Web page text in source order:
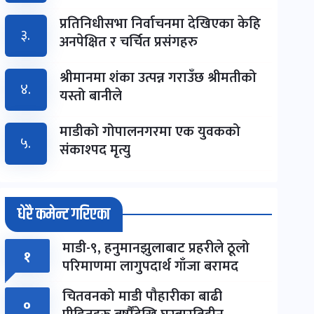
३. प्रतिनिधीसभा निर्वाचनमा देखिएका केहि
अनपेक्षित र चर्चित प्रसंगहरु
४.
श्रीमानमा शंका उत्पन्न गराउँछ श्रीमतीको
यस्तो बानीले
५.
माडीको गोपालनगरमा एक युवकको
संकाश्पद मृत्यु
धेरै कमेन्ट गरिएका
१ माडी-९, हनुमानझुलाबाट प्रहरीले ठूलो
परिमाणमा लागुपदार्थ गाँजा बरामद
०
चितवनको माडी पौहारीका बाढी